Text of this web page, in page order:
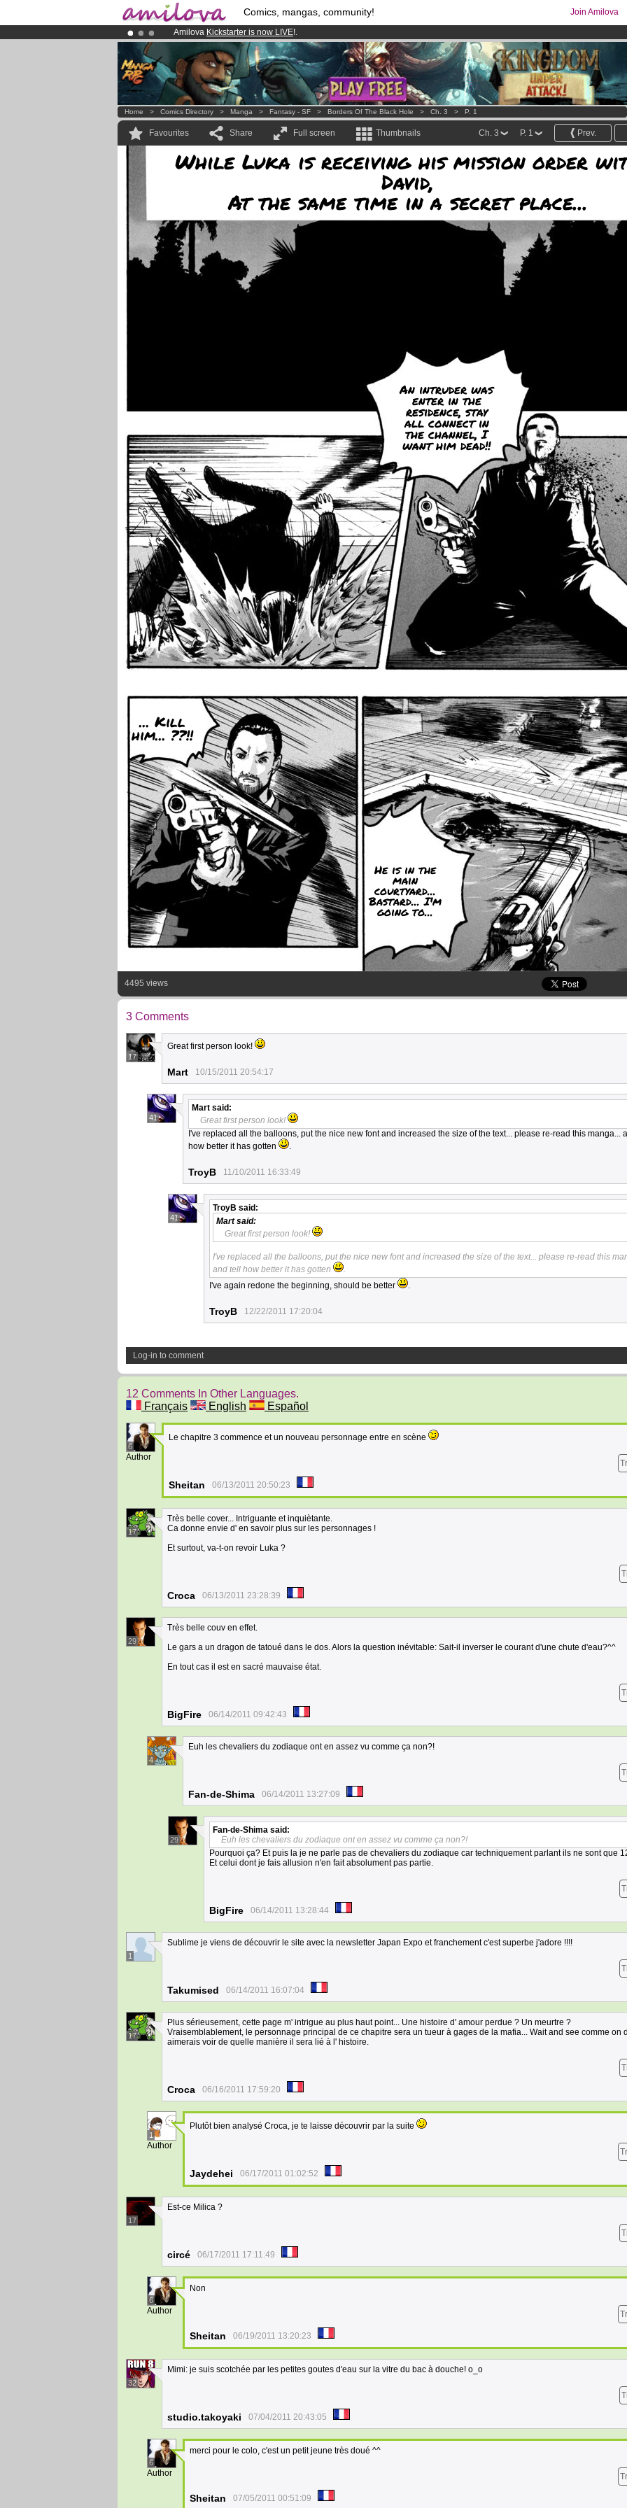
Comics, mangas, community! Join Amilova
Amilova Kickstarter is now LIVE!.
Already 100000membersand 1000comics & mangas!.
Premium membership from3.95 euros per month !Get membership now
Home > Comics Directory > Manga > Fantasy - SF > Borders Of The Black Hole > Ch. 3 > P. 1
Favourites Share Full screen Thumbnails Prev.
P. 1
Ch. 3
While Luka is receiving his mission order
David,
At the same time in a secret place...
An intruder was
enter in the
residence, stay
all connect in
the channel, I
want him dead!!
He is in the
main
courtyard...
Bastard... I'm
going to...
... Kill
him... ??!!
4495 views
3 Comments
17
Great first person look!
Mart 10/15/2011 20:54:17
41
Mart said:
Great first person look!
I've replaced all the balloons, put the nice new font and increased the size of the text... please re-read this manga...
how better it has gotten
.
TroyB 11/10/2011 16:33:49
41
TroyB said:
Martsaid:
Great first person look!
I've replaced all the balloons, put the nice new font and increased the size of the text... please re-read this
and tell how better it has gotten
.
I've again redone the beginning, should be better
.
TroyB 12/22/2011 17:20:04
Log-in to comment
12 Comments In Other Languages.
Français
English Español
6
Author
Le chapitre 3 commence et un nouveau personnage entre en scène
Sheitan 06/13/2011 20:50:23
17
Très belle cover... Intriguante et inquiètante.
Ca donne envie d' en savoir plus sur les personnages !
Et surtout, va-t-on revoir Luka ?
Croca 06/13/2011 23:28:39
29
Très belle couv en effet.
Le gars a un dragon de tatoué dans le dos. Alors la question inévitable: Sait-il inverser le courant d'une chute d'eau?^^
En tout cas il est en sacré mauvaise état.
BigFire 06/14/2011 09:42:43
4
Euh les chevaliers du zodiaque ont en assez vu comme ça non?!
Fan-de-Shima 06/14/2011 13:27:09
29
Fan-de-Shima said:
Euh les chevaliers du zodiaque ont en assez vu comme ça non?!
Pourquoi ça? Et puis la je ne parle pas de chevaliers du zodiaque car techniquement parlant ils ne sont que
Et celui dont je fais allusion n'en fait absolument pas partie.
BigFire 06/14/2011 13:28:44
1
Sublime je viens de découvrir le site avec la newsletter Japan Expo et franchement c'est superbe j'adore !!!!
Takumised 06/14/2011 16:07:04
17
Plus sérieusement, cette page m' intrigue au plus haut point... Une histoire d' amour perdue ? Un meurtre ?
Vraisemblablement, le personnage principal de ce chapitre sera un tueur à gages de la mafia... Wait and see comme on
aimerais voir de quelle manière il sera lié à l' histoire.
Croca 06/16/2011 17:59:20
1
Author
Plutôt bien analysé Croca, je te laisse découvrir par la suite
Jaydehei 06/17/2011 01:02:52
17
Est-ce Milica ?
circé 06/17/2011 17:11:49
6
Author
Non
Sheitan 06/19/2011 13:20:23
32
Mimi: je suis scotchée par les petites goutes d'eau sur la vitre du bac à douche! o_o
studio.takoyaki 07/04/2011 20:43:05
6
Author
merci pour le colo, c'est un petit jeune très doué ^^
Sheitan 07/05/2011 00:51:09